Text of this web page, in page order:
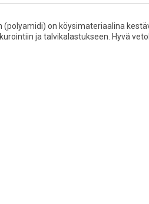
on köysimateriaalina
ja talvikalastukseen. Hyvä